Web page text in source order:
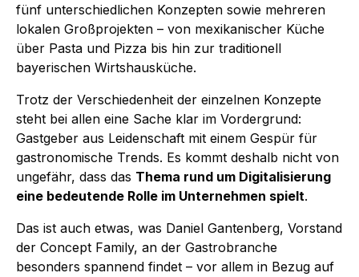
fünf unterschiedlichen Konzepten sowie mehreren
lokalen Großprojekten – von mexikanischer Küche
über Pasta und Pizza bis hin zur traditionell
bayerischen Wirtshausküche.
Trotz der Verschiedenheit der einzelnen Konzepte
steht bei allen eine Sache klar im Vordergrund:
Gastgeber aus Leidenschaft mit einem Gespür für
gastronomische Trends. Es kommt deshalb nicht von
ungefähr, dass das Thema rund um Digitalisierung
eine bedeutende Rolle im Unternehmen spielt.
Das ist auch etwas, was Daniel Gantenberg, Vorstand
der Concept Family, an der Gastrobranche
besonders spannend findet – vor allem in Bezug auf